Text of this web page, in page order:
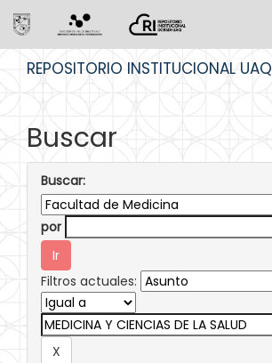
REPOSITORIO INSTITUCIONAL UAQ
Buscar
Buscar:
por
Filtros actuales: